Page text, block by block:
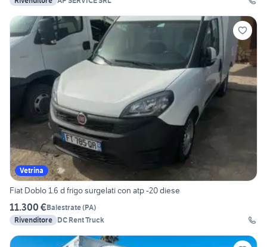
Vetrina
Fiat Doblo 1.6 d frigo surgelati con atp -20 diese
11.300 €Balestrate(PA)
Rivenditore DC Rent Truck